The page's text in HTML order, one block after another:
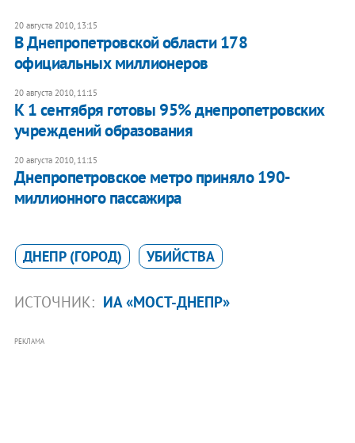
20 августа 2010, 13:15
В Днепропетровской области 178
официальных миллионеров
20 августа 2010, 11:15
К 1 сентября готовы 95% днепропетровских
учреждений образования
20 августа 2010, 11:15
Днепропетровское метро приняло 190-
миллионного пассажира
ДНЕПР (ГОРОД) УБИЙСТВА
ИСТОЧНИК: ИА «МОСТ-ДНЕПР»
РЕКЛАМА